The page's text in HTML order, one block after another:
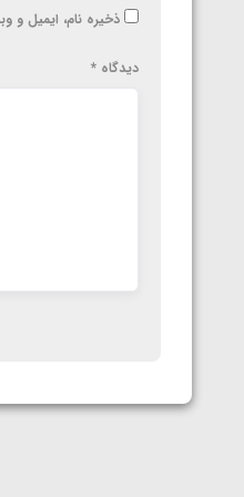
ذخیره نام، ایمیل و
دیدگاه *